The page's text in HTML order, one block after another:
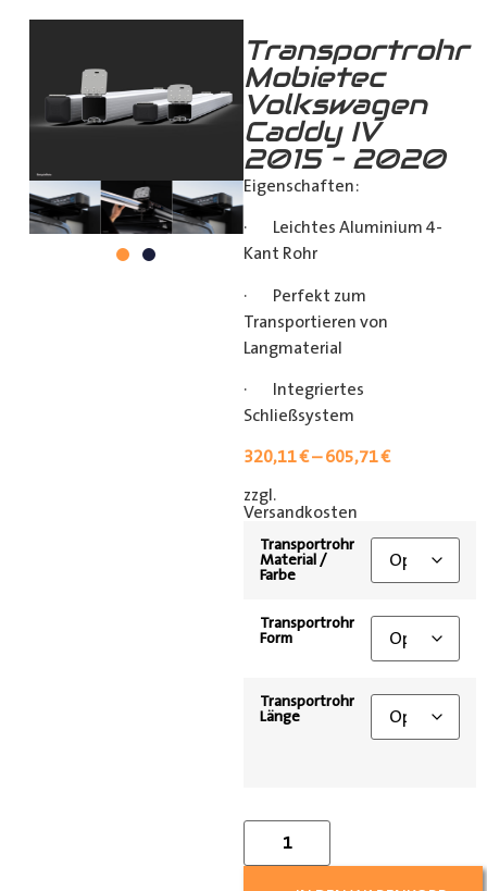
Transportrohr
Mobietec
Volkswagen
Caddy IV
2015 – 2020
Eigenschaften:
· Leichtes Aluminium 4-
Kant Rohr
· Perfekt zum
Transportieren von
Langmaterial
· Integriertes
Schließsystem
320,11€–605,71€
zzgl.
Versandkosten
Transportrohr
Material /
Farbe
Transportrohr
Form
Transportrohr
Länge